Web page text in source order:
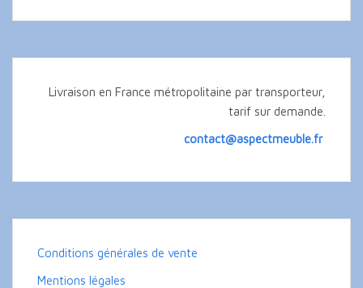
Livraison en France métropolitaine par transporteur,
tarif sur demande.
contact@aspectmeuble.fr
Conditions générales de vente
Mentions légales